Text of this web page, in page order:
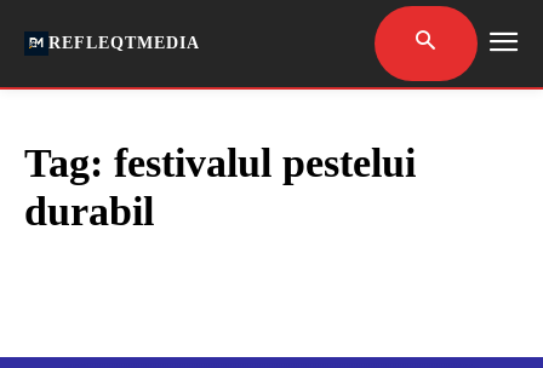
REFLEQTMEDIA
Tag: festivalul pestelui
durabil